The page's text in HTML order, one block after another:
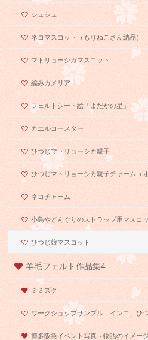
シュシュ
ネコマスコット（もりねこさん納品）
マトリョーシカマスコット
編みカメリア
フェルトシート絵「よだかの星」
カエルコースター
ひつじマトリョーシカ親子
ひつじマトリョーシカ親子チャーム（
ネコチャーム
小鳥やどんぐりのストラップ用マスコ
ひつじ娘マスコット
羊毛フェルト作品集4
ミミズク
ワークショップサンプル インコ、ひ
博多阪急イベント写真～物語のイメージ